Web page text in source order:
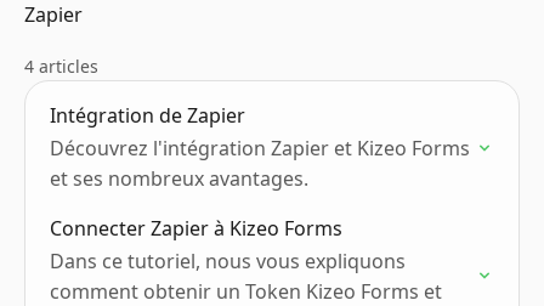
Zapier
4 articles
Intégration de Zapier
Découvrez l'intégration Zapier et Kizeo Forms
et ses nombreux avantages.
Connecter Zapier à Kizeo Forms
Dans ce tutoriel, nous vous expliquons
comment obtenir un Token Kizeo Forms et